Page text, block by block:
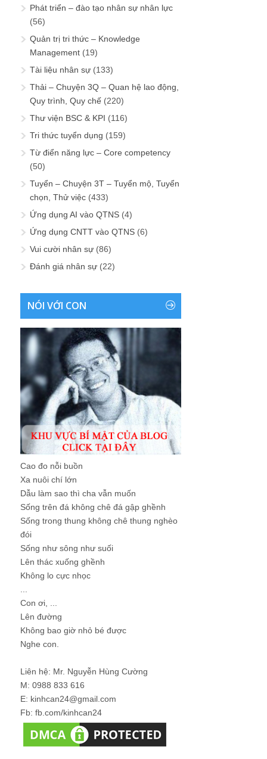
Phát triển – đào tạo nhân sự nhân lực
(56)
Quản trị tri thức – Knowledge
Management (19)
Tài liệu nhân sự (133)
Thải – Chuyện 3Q – Quan hệ lao động,
Quy trình, Quy chế (220)
Thư viện BSC & KPI (116)
Tri thức tuyển dụng (159)
Từ điển năng lực – Core competency
(50)
Tuyển – Chuyện 3T – Tuyển mộ, Tuyển
chọn, Thử việc (433)
Ứng dụng AI vào QTNS (4)
Ứng dụng CNTT vào QTNS (6)
Vui cười nhân sự (86)
Đánh giá nhân sự (22)
NÓI VỚI CON
Cao đo nỗi buồn
Xa nuôi chí lớn
Dẫu làm sao thì cha vẫn muốn
Sống trên đá không chê đá gập ghềnh
Sống trong thung không chê thung nghèo
đói
Sống như sông như suối
Lên thác xuống ghềnh
Không lo cực nhọc
Con ơi, ...
Lên đường
Không bao giờ nhỏ bé được
Nghe con.
Liên hệ: Mr. Nguyễn Hùng Cường
M: 0988 833 616
E: kinhcan24@gmail.com
Fb: fb.com/kinhcan24